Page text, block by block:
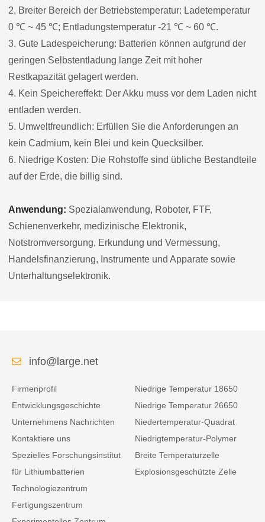
2. Breiter Bereich der Betriebstemperatur: Ladetemperatur
0 ℃ ~ 45 ℃; Entladungstemperatur -21 ℃ ~ 60 ℃.
3. Gute Ladespeicherung: Batterien können aufgrund der
geringen Selbstentladung lange Zeit mit hoher
Restkapazität gelagert werden.
4. Kein Speichereffekt: Der Akku muss vor dem Laden nicht
entladen werden.
5. Umweltfreundlich: Erfüllen Sie die Anforderungen an
kein Cadmium, kein Blei und kein Quecksilber.
6. Niedrige Kosten: Die Rohstoffe sind übliche Bestandteile
auf der Erde, die billig sind.
Anwendung: Spezialanwendung, Roboter, FTF,
Schienenverkehr, medizinische Elektronik,
Notstromversorgung, Erkundung und Vermessung,
Handelsfinanzierung, Instrumente und Apparate sowie
Unterhaltungselektronik.
info@large.net
Firmenprofil
Entwicklungsgeschichte
Unternehmens Nachrichten
Kontaktiere uns
Spezielles Forschungsinstitut
für Lithiumbatterien
Technologiezentrum
Fertigungszentrum
Niedrige Temperatur 18650
Niedrige Temperatur 26650
Niedertemperatur-Quadrat
Niedrigtemperatur-Polymer
Breite Temperaturzelle
Explosionsgeschützte Zelle